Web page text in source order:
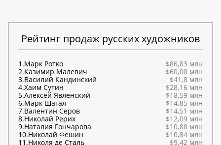
Рейтинг продаж русских художников
1.Марк Ротко
$86,83 млн
2.Казимир Малевич
$60,00 млн
3.Василий Кандинский
$41,8 млн
4.Хаим Сутин
$28,16 млн
5.Алексей Явленский
$18,59 млн
6.Марк Шагал
$14,85 млн
7.Валентин Серов
$14,51 млн
8.Николай Рерих
$12,09 млн
9.Наталия Гончарова
$10,88 млн
10.Николай Фешин
$10,84 млн
11.Николя де Сталь
$9,42 млн